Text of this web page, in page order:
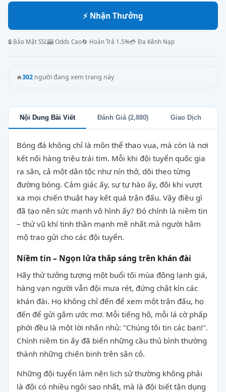
⚡ Nhận Thưởng
🔒 Bảo Mật SSL🎰 Odds Cao🔄 Hoàn Trả 1.5%💳 Đa Kênh Nạp
🔥302 người đang xem trang này
Nội Dung Bài Viết Đánh Giá (2,880) Giao Dịch
Bóng đá không chỉ là môn thể thao vua, mà còn là nơi
kết nối hàng triệu trái tim. Mỗi khi đội tuyển quốc gia
ra sân, cả một dân tộc như nín thở, dõi theo từng
đường bóng. Cảm giác ấy, sự tự hào ấy, đôi khi vượt
xa mọi chiến thuật hay kết quả trận đấu. Vậy điều gì
đã tạo nên sức mạnh vô hình ấy? Đó chính là niềm tin
– thứ vũ khí tinh thần mạnh mẽ nhất mà người hâm
mộ trao gửi cho các đội tuyển.
Niềm tin – Ngọn lửa thắp sáng trên khán đài
Hãy thử tưởng tượng một buổi tối mùa đông lạnh giá,
hàng vạn người vẫn đội mưa rét, đứng chật kín các
khán đài. Họ không chỉ đến để xem một trận đấu, họ
đến để gửi gắm ước mơ. Mỗi tiếng hô, mỗi lá cờ phấp
phới đều là một lời nhắn nhủ: "Chúng tôi tin các bạn!".
Chính niềm tin ấy đã biến những cầu thủ bình thường
thành những chiến binh trên sân cỏ.
Những đội tuyển làm nên lịch sử thường không phải
là đội có nhiều ngôi sao nhất, mà là đội biết tận dụng